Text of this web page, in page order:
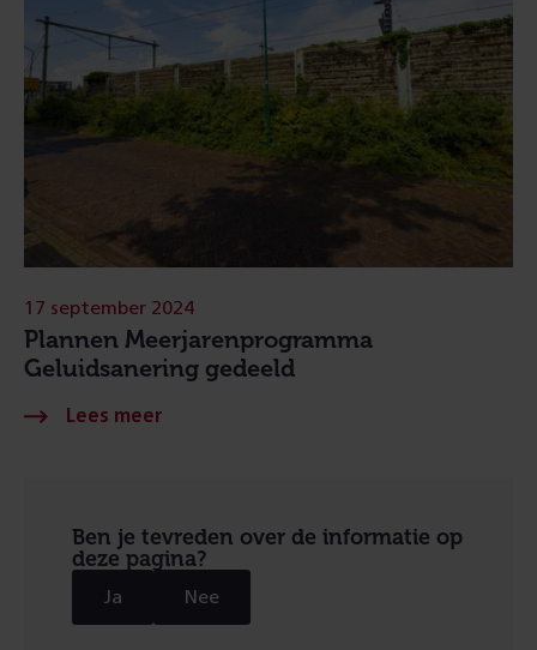
Plannen Meerjarenprogramma
Geluidsanering gedeeld
17 september 2024
Ben je tevreden over de informatie op
deze pagina?
Ja Nee